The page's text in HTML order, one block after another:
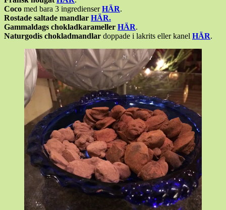
Coco med bara 3 ingredienserHÄR.
Rostade saltade mandlar HÄR.
Gammaldags chokladkarameller HÄR.
Naturgodis chokladmandlar doppade i lakrits eller kanel HÄR.